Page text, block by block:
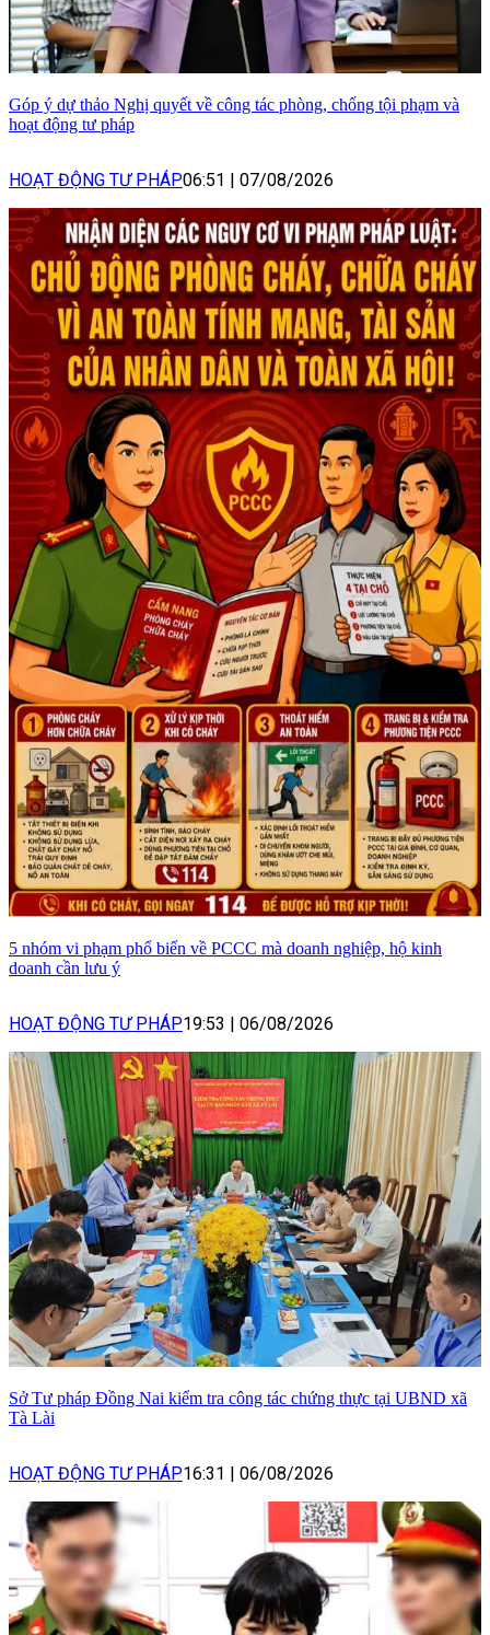
Góp ý dự thảo Nghị quyết về công tác phòng, chống tội phạm và
hoạt động tư pháp
HOẠT ĐỘNG TƯ PHÁP06:51 07/08/2026
5 nhóm vi phạm phổ biến về PCCC mà doanh nghiệp, hộ kinh
doanh cần lưu ý
HOẠT ĐỘNG TƯ PHÁP19:53 06/08/2026
Sở Tư pháp Đồng Nai kiểm tra công tác chứng thực tại UBND xã
Tà Lài
HOẠT ĐỘNG TƯ PHÁP16:31 06/08/2026